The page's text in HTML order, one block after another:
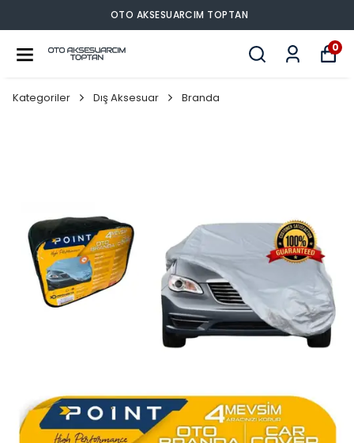
OTO AKSESUARCIM TOPTAN
0
Kategoriler Dış Aksesuar Branda